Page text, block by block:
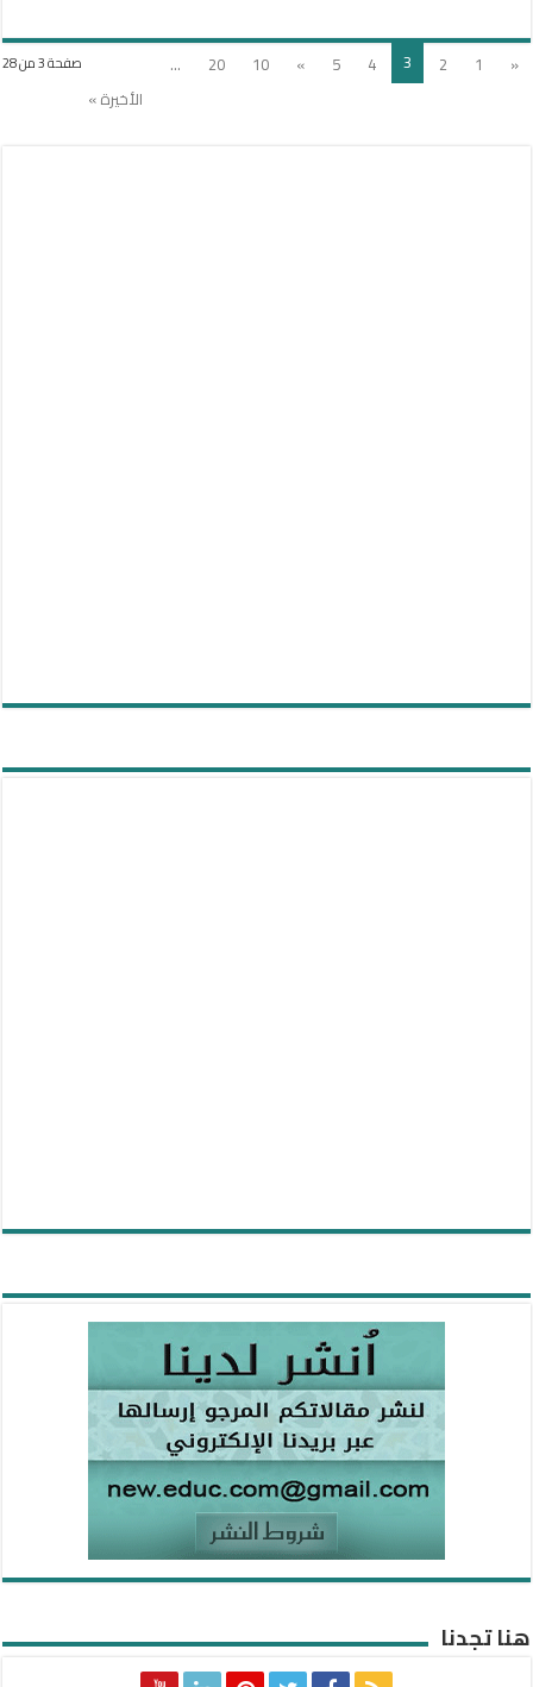
صفحة 3 من 28 «
1
2
3
4
5
»
10
20
...
الأخيرة »
هنا تجدنا